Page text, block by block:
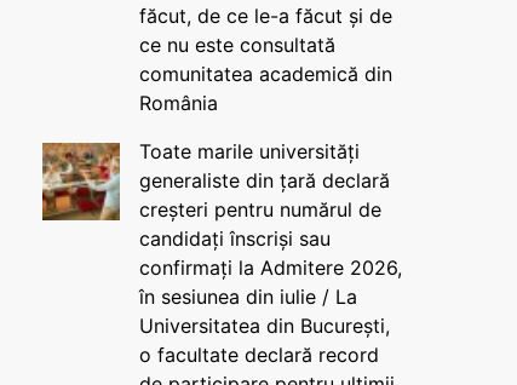
făcut, de ce le-a făcut și de
ce nu este consultată
comunitatea academică din
România
Toate marile universități
generaliste din țară declară
creșteri pentru numărul de
candidați înscriși sau
confirmați la Admitere 2026,
în sesiunea din iulie / La
Universitatea din București,
o facultate declară record